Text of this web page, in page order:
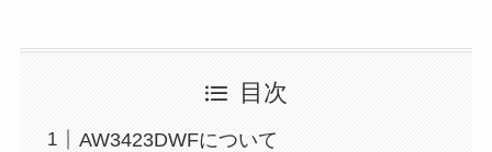
目次
AW3423DWFについて